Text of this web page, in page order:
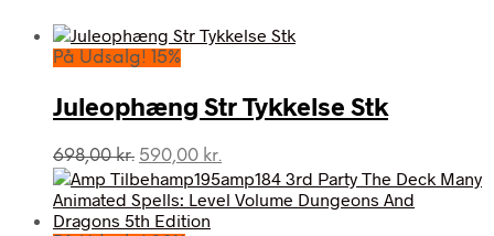
På Udsalg! 15%
Juleophæng Str Tykkelse Stk
698,00kr. Den
oprindelige
pris
var:
590,00 kr.
aktuelle
pris